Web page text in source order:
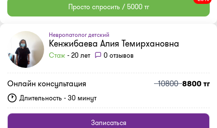
Просто спросить / 5000 тг
Невропатолог детский
Кенжибаева Алия Темирхановна
Стаж - 20 лет 0 отзывов
Онлайн консультация 108008800 тг
Длительность - 30 минут
Записаться